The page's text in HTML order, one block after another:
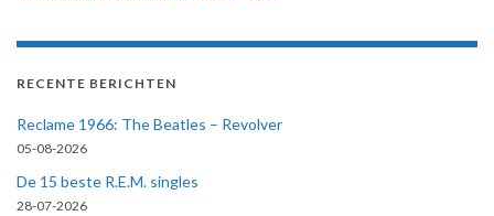
RECENTE BERICHTEN
Reclame 1966: The Beatles – Revolver
05-08-2026
De 15 beste R.E.M. singles
28-07-2026